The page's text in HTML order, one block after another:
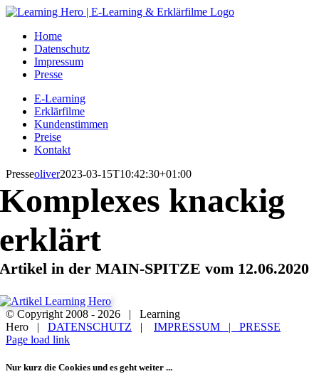
Zum
springenHome
Datenschutz
Impressum
Presse
E-Learning
Erklärfilme
Kundenstimmen
Preise
Kontakt
Presseoliver2023-03-15T10:42:30+01:00
Komplexes knackig
erklärt
Artikel in der MAIN-SPITZE vom 12.06.2020
© Copyright 2008 - 2026 | Learning
Hero | DATENSCHUTZ | IMPRESSUM | PRESSE
Facebook
LinkedIn
WhatsApp
E-
Page load link
Nur kurz die Cookies und es geht weiter ...